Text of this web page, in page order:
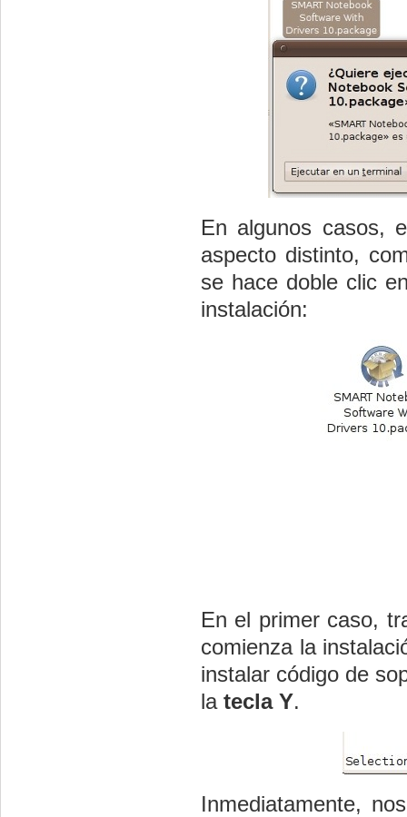
En algunos casos,
aspecto distinto,
se hace doble clic
instalación:
En el primer caso,
comienza la
instalar código de
la tecla Y.
Inmediatamente,